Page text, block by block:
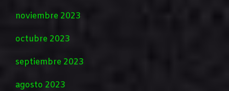
noviembre 2023
octubre 2023
septiembre 2023
agosto 2023